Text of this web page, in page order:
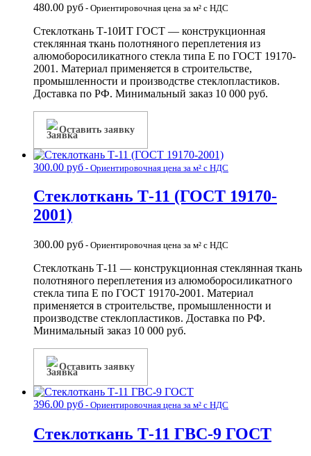
480.00 руб - Ориентировочная цена за м² с НДС
Стеклоткань Т-10ИТ ГОСТ — конструкционная
стеклянная ткань полотняного переплетения из
алюмоборосиликатного стекла типа Е по ГОСТ 19170-
2001. Материал применяется в строительстве,
промышленности и производстве стеклопластиков.
Доставка по РФ. Минимальный заказ 10 000 руб.
Оставить заявку
300.00 руб - Ориентировочная цена за м² с НДС
Стеклоткань Т-11 (ГОСТ 19170-
2001)
300.00 руб - Ориентировочная цена за м² с НДС
Стеклоткань Т-11 — конструкционная стеклянная ткань
полотняного переплетения из алюмоборосиликатного
стекла типа Е по ГОСТ 19170-2001. Материал
применяется в строительстве, промышленности и
производстве стеклопластиков. Доставка по РФ.
Минимальный заказ 10 000 руб.
Оставить заявку
396.00 руб - Ориентировочная цена за м² с НДС
Стеклоткань Т-11 ГВС-9 ГОСТ